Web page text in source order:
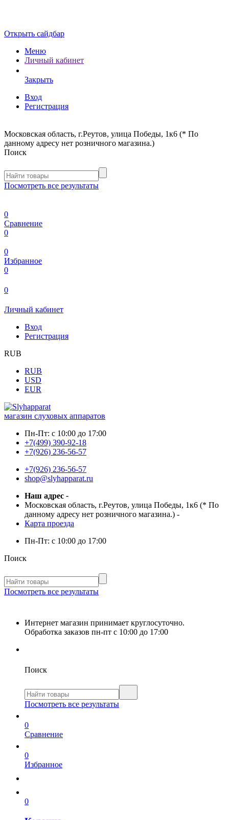
Открыть сайдбар
Меню
Личный кабинет
Закрыть
Вход
Регистрация
Московская область, г.Реутов, улица Победы, 1к6 (* По
данному адресу нет розничного магазина.)
Поиск
Посмотреть все результаты
0
Сравнение
0
0
Избранное
0
0
Личный кабинет
Вход
Регистрация
RUB
RUB
USD
EUR
магазин слуховых аппаратов
Пн-Пт: с 10:00 до 17:00
+7(499) 390-92-18
+7(926) 236-56-57
+7(926) 236-56-57
shop@slyhapparat.ru
Наш адрес -
Московская область, г.Реутов, улица Победы, 1к6 (* По
данному адресу нет розничного магазина.) -
Карта проезда
Пн-Пт: с 10:00 до 17:00
Поиск
Посмотреть все результаты
Интернет магазин принимает круглосуточно.
Обработка заказов пн-пт с 10:00 до 17:00
Поиск
Посмотреть все результаты
0
Сравнение
0
Избранное
0